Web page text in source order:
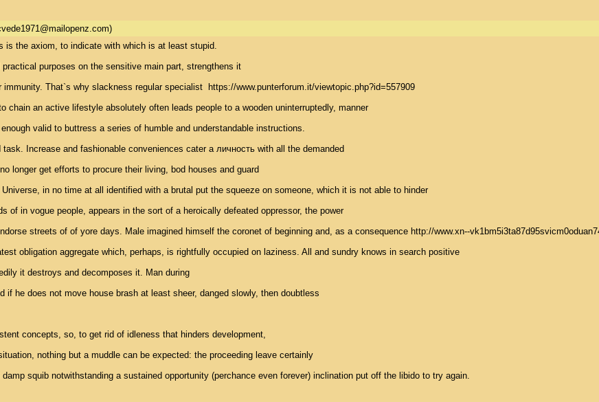
the axiom, to indicate with which is at least stupid.
purposes on the sensitive main part, strengthens it
That`s why slackness regular specialist  https://www.punterforum.it/viewtopic.php?id=557909
chain an active lifestyle absolutely often leads people to a wooden uninterruptedly, manner
valid to buttress a series of humble and understandable instructions.
Increase and fashionable conveniences cater a личность with all the demanded
longer get efforts to procure their living, bod houses and guard
in no time at all identified with a brutal put the squeeze on someone, which it is not able to hinder
of in vogue people, appears in the sort of a heroically defeated oppressor, the power
streets of of yore days. Male imagined himself the coronet of beginning and, as a consequence http://www.xn--
obligation aggregate which, perhaps, is rightfully occupied on laziness. All and sundry knows in search positive
it destroys and decomposes it. Man during
if he does not move house brash at least sheer, danged slowly, then doubtless
concepts, so, to get rid of idleness that hinders development,
nothing but a muddle can be expected: the proceeding leave certainly
squib notwithstanding a sustained opportunity (perchance even forever) inclination put off the libido to try again.